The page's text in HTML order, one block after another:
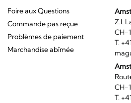
Foire aux Questions
Commande pas reçue
Problèmes de paiement
Marchandise abîmée
T.
CH-
T.